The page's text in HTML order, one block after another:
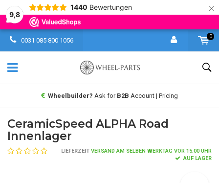
9,8
1440 Bewertungen ×
0031 085 800 1056
0
Wheelbuilder? Ask for B2B Account | Pricing
CeramicSpeed ALPHA Road
Innenlager
LIEFERZEIT VERSAND AM SELBEN WERKTAG VOR 15:00 UHR
AUF LAGER